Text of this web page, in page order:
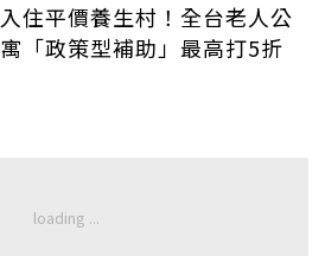
入住平價養生村！全台老人公
寓「政策型補助」最高打5折